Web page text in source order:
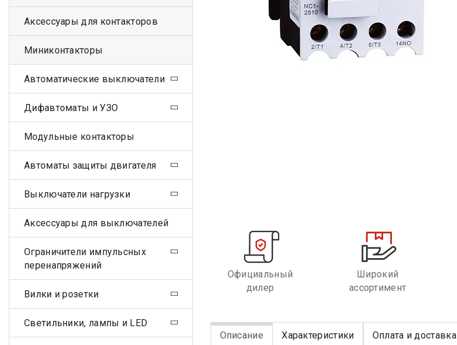
Официальный
дилер
Широкий
ассортимент
Описание Характеристики Оплата и доставка
Аксессуары для контакторов
Миниконтакторы
Автоматические выключатели
Дифавтоматы и УЗО
Модульные контакторы
Автоматы защиты двигателя
Выключатели нагрузки
Аксессуары для выключателей
Ограничители импульсных
перенапряжений
Вилки и розетки
Светильники, лампы и LED